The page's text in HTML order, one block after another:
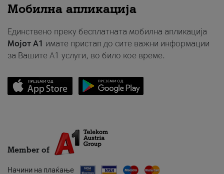
Мобилна апликација
Единствено преку бесплатната мобилна апликација
Мојот A1 имате пристап до сите важни информации
за Вашите A1 услуги, во било кое време.
Member of
Начини на плаќање